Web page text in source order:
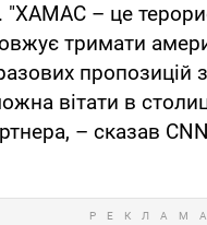
"ХАМАС – це
тримати
пропозицій
вітати в
– сказав